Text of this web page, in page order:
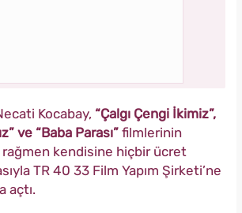
Kocabay, “Çalgı Çengi İkimiz”,
ve “Baba Parası” filmlerinin
rağmen kendisine hiçbir ücret
TR 40 33 Film Yapım Şirketi’ne
açtı.